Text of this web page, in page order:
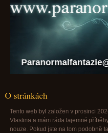
O stránkách
Tento web byl založen v prosinci
Vlastina a mám ráda tajemné
nouze. Pokud jste na tom podobně